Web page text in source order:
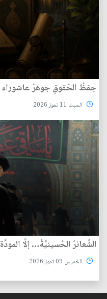
حِفظُ الحُقوقِ جوهرُ عاشوراء
السبت 11 تموز 2026
الشَّعائرُ الحُسينيَّةُ… إلَّا المودَّة
الخميس 09 تموز 2026